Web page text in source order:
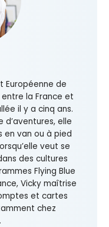
Européenne de
la France et
il y a cinq ans.
elle
en van ou à pied
veut se
des cultures
Flying Blue
Vicky maîtrise
et cartes
chez